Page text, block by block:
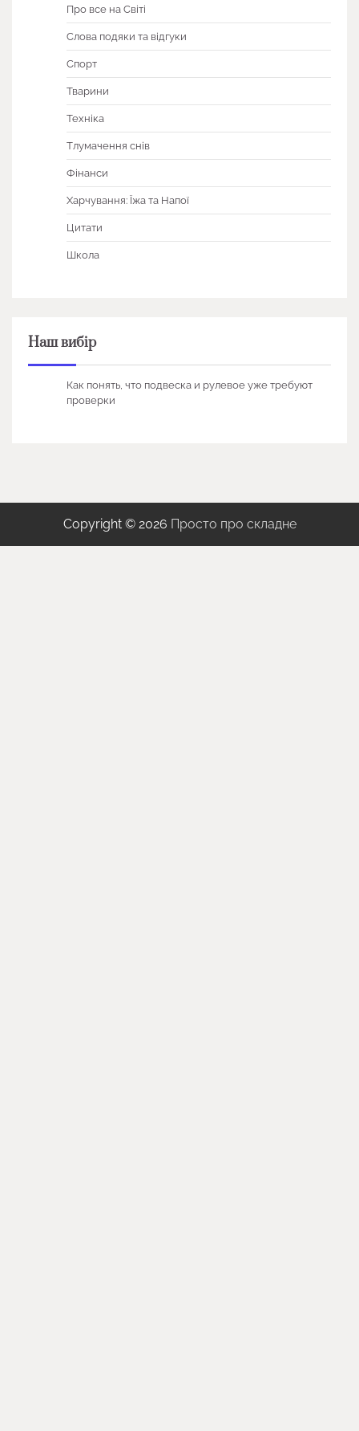
Про все на Світі
Слова подяки та відгуки
Спорт
Тварини
Техніка
Тлумачення снів
Фінанси
Харчування: Їжа та Напої
Цитати
Школа
Наш вибір
Как понять, что подвеска и рулевое уже требуют
проверки
Copyright © 2026 Просто про складне